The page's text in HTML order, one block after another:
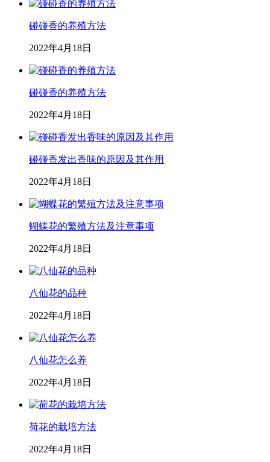
碰碰香的养殖方法
2022年4月18日
碰碰香的养殖方法
2022年4月18日
碰碰香发出香味的原因及其作用
2022年4月18日
蝴蝶花的繁殖方法及注意事项
2022年4月18日
八仙花的品种
2022年4月18日
八仙花怎么养
2022年4月18日
荷花的栽培方法
2022年4月18日